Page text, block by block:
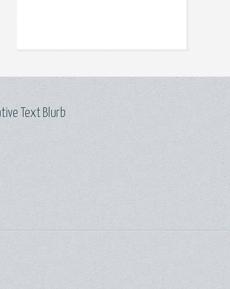
Text Blurb